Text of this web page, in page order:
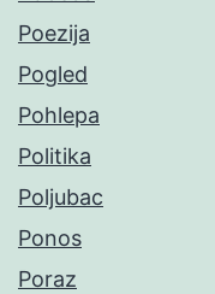
Poezija
Pogled
Pohlepa
Politika
Poljubac
Ponos
Poraz